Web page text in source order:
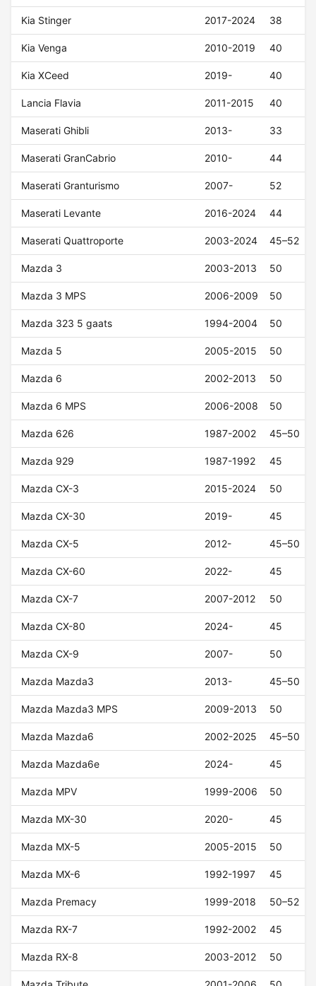
Kia Stinger 2017-2024 38
Kia Venga 2010-2019 40
Kia XCeed 2019- 40
Lancia Flavia 2011-2015 40
Maserati Ghibli 2013- 33
Maserati GranCabrio 2010- 44
Maserati Granturismo 2007- 52
Maserati Levante 2016-2024 44
Maserati Quattroporte 2003-2024 45–52
Mazda 3 2003-2013 50
Mazda 3 MPS 2006-2009 50
Mazda 323 5 gaats 1994-2004 50
Mazda 5 2005-2015 50
Mazda 6 2002-2013 50
Mazda 6 MPS 2006-2008 50
Mazda 626 1987-2002 45–50
Mazda 929 1987-1992 45
Mazda CX-3 2015-2024 50
Mazda CX-30 2019- 45
Mazda CX-5 2012- 45–50
Mazda CX-60 2022- 45
Mazda CX-7 2007-2012 50
Mazda CX-80 2024- 45
Mazda CX-9 2007- 50
Mazda Mazda3 2013- 45–50
Mazda Mazda3 MPS 2009-2013 50
Mazda Mazda6 2002-2025 45–50
Mazda Mazda6e 2024- 45
Mazda MPV 1999-2006 50
Mazda MX-30 2020- 45
Mazda MX-5 2005-2015 50
Mazda MX-6 1992-1997 45
Mazda Premacy 1999-2018 50–52
Mazda RX-7 1992-2002 45
Mazda RX-8 2003-2012 50